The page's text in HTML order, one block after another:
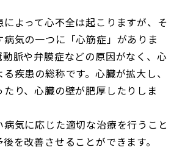
よって心不全は起こりますが、そ
気の一つに「心筋症」がありま
脈や弁膜症などの原因がなく、心
疾患の総称です。心臓が拡大し、
り、心臓の壁が肥厚したりしま
気に応じた適切な治療を行うこと
を改善させることができます。